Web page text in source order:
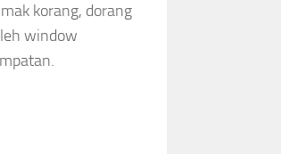
korang, dorang
window